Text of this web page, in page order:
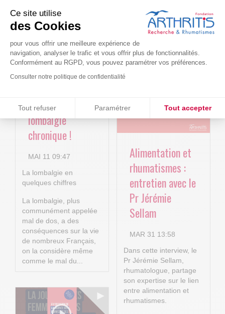
Ce site utilise
des Cookies
pour vous offrir une meilleure expérience de
navigation, analyser le trafic et vous offrir plus de fonctionnalités.
Conformément au RGPD, vous pouvez paramétrer vos préférences.
Consulter notre politique de confidentialité
Tout refuser Paramétrer Tout accepter
Axeptio consent
Plateforme de Gestion du Consentement : Personnalisez vos
Notre plateforme vous permet d'adapter et de gérer vos
Le projet BACK-
4P : Les
nouvelles
technologies
service de la
lombalgie
chronique !
MAI 11 09:47
La lombalgie en
quelques chiffres
La lombalgie, plus
communément appelée
mal de dos, a des
conséquences sur la vie
de nombreux Français,
on la considère même
comme le mal du...
Arthritis4Cure -
Cure-RA
AVR 22 15:01
Alimentation et
rhumatismes :
entretien avec le
Pr Jérémie
Sellam
MAR 31 13:58
Dans cette interview, le
Pr Jérémie Sellam,
rhumatologue, partage
son expertise sur le lien
entre alimentation et
rhumatismes.